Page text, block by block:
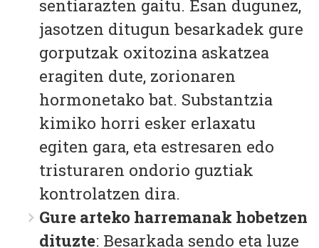
sentiarazten gaitu. Esan dugunez,
jasotzen ditugun besarkadek gure
gorputzak oxitozina askatzea
eragiten dute, zorionaren
hormonetako bat. Substantzia
kimiko horri esker erlaxatu
egiten gara, eta estresaren edo
tristuraren ondorio guztiak
kontrolatzen dira.
Gure arteko harremanak hobetzen
dituzte: Besarkada sendo eta luze